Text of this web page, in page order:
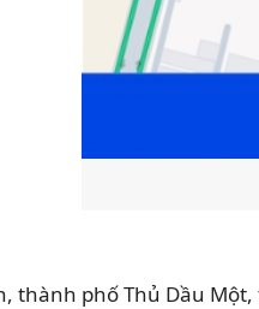
thành phố Thủ Dầu